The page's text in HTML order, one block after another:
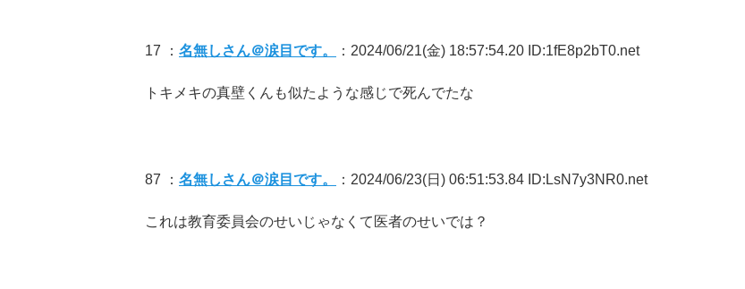
17 ： 名無しさん＠涙目です。 ：2024/06/21(金) 18:57:54.20 ID:1fE8p2bT0.net
トキメキの真壁くんも似たような感じで死んでたな
87 ： 名無しさん＠涙目です。 ：2024/06/23(日) 06:51:53.84 ID:LsN7y3NR0.net
これは教育委員会のせいじゃなくて医者のせいでは？